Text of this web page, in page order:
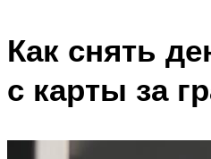
Как снять
с карты за